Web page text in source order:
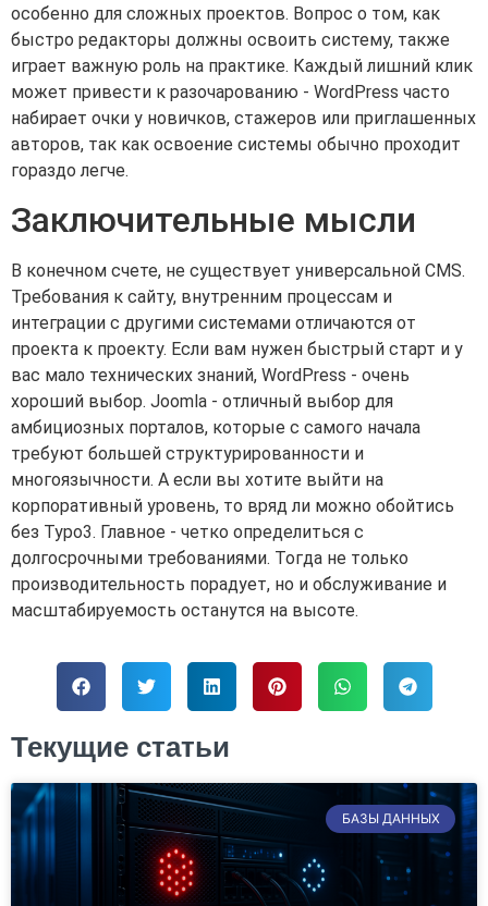
особенно для сложных проектов. Вопрос о том, как
быстро редакторы должны освоить систему, также
играет важную роль на практике. Каждый лишний клик
может привести к разочарованию - WordPress часто
набирает очки у новичков, стажеров или приглашенных
авторов, так как освоение системы обычно проходит
гораздо легче.
Заключительные мысли
В конечном счете, не существует универсальной CMS.
Требования к сайту, внутренним процессам и
интеграции с другими системами отличаются от
проекта к проекту. Если вам нужен быстрый старт и у
вас мало технических знаний, WordPress - очень
хороший выбор. Joomla - отличный выбор для
амбициозных порталов, которые с самого начала
требуют большей структурированности и
многоязычности. А если вы хотите выйти на
корпоративный уровень, то вряд ли можно обойтись
без Typo3. Главное - четко определиться с
долгосрочными требованиями. Тогда не только
производительность порадует, но и обслуживание и
масштабируемость останутся на высоте.
Текущие статьи
БАЗЫ ДАННЫХ